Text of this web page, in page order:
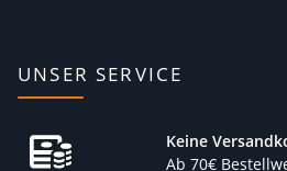
UNSER SERVICE
Keine
Ab 70€